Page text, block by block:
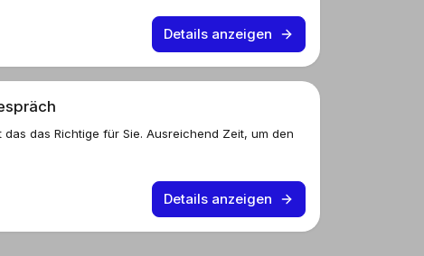
Details anzeigen
das Richtige für Sie. Ausreichend Zeit, um den
Details anzeigen